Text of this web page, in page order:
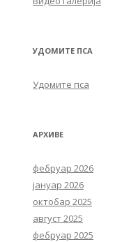
УДОМИТЕ ПСА
Удомите пса
АРХИВЕ
фебруар 2026
јануар 2026
октобар 2025
август 2025
фебруар 2025